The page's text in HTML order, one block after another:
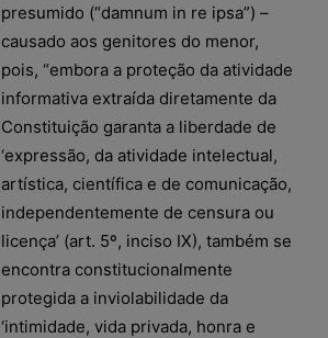
presumido (“damnum in re ipsa”) –
causado aos genitores do menor,
pois, “embora a proteção da atividade
informativa extraída diretamente da
Constituição garanta a liberdade de
‘expressão, da atividade intelectual,
artística, científica e de comunicação,
independentemente de censura ou
licença’ (art. 5º, inciso IX), também se
encontra constitucionalmente
protegida a inviolabilidade da
‘intimidade, vida privada, honra e